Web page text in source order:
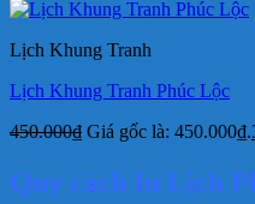
Lịch Khung Tranh
Lịch Khung Tranh Phúc Lộc
450.000₫ Giá gốc là: 450.000₫.
Quy cách In Lịch